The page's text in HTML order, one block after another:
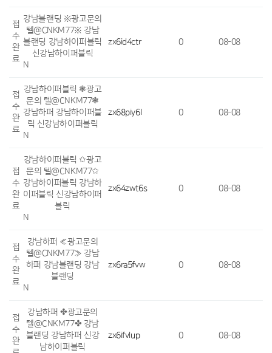
접
수
완
료
강남블랜딩 ※광고문의
텔@CNKM77※ 강남
블랜딩 강남하이퍼블릭
신강남하이퍼블릭
N
zx6id4ctr 0 08-08
접
수
완
료
강남하이퍼블릭 ❃광고
문의 텔@CNKM77❃
강남하퍼 강남하이퍼블
릭 신강남하이퍼블릭
N
zx68piy6l 0 08-08
접
수
완
료
강남하이퍼블릭 ✩광고
문의 텔@CNKM77✩
강남하이퍼블릭 강남하
이퍼블릭 신강남하이퍼
블릭
N
zx64zwt6s 0 08-08
접
수
완
료
강남하퍼 ≪광고문의
텔@CNKM77≫ 강남
하퍼 강남블랜딩 강남
블랜딩
N
zx6ra5fvw 0 08-08
접
수
완
강남하퍼 ✤광고문의
텔@CNKM77✤ 강남
블랜딩 강남하퍼 신강
남하이퍼블릭
zx6ifvlup 0 08-08